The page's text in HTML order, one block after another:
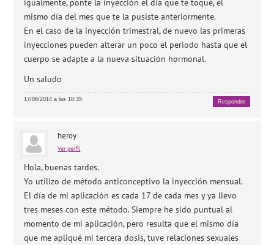
mismo día del mes que te la pusiste anteriormente.
En el caso de la inyección trimestral, de nuevo las primeras
inyecciones pueden alterar un poco el periodo hasta que el
cuerpo se adapte a la nueva situación hormonal.
Un saludo
17/06/2014 a las 18:35 Responder
heroy
Ver perfil
Hola, buenas tardes.
Yo utilizo de método anticonceptivo la inyección mensual.
El día de mi aplicación es cada 17 de cada mes y ya llevo
tres meses con este método. Siempre he sido puntual al
momento de mi aplicación, pero resulta que el mismo día
que me apliqué mi tercera dosis, tuve relaciones sexuales